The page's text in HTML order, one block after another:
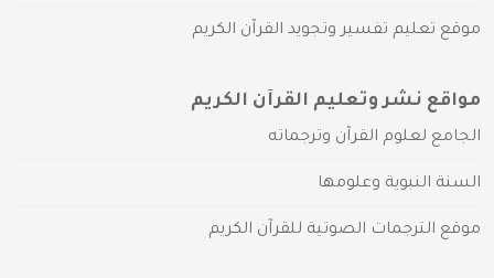
موقع تعليم تفسير وتجويد القرآن الكريم
مواقع نشر وتعليم القرآن الكريم
الجامع لعلوم القرآن وترجماته
السنة النبوية وعلومها
موقع الترجمات الصوتية للقرآن الكريم